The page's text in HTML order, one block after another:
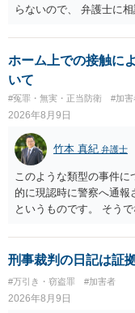
らないので、 弁護士に
童の性的な部位（性器等
う。）が露出され又は強
させ又は刺激するもの
ホーム上での接触に
いて
#冤罪・無実・正当防衛 #加害
2026年8月9日
竹本 真紀 弁護士
このような類型の事件
的に現認時に警察へ通
というものです。 そう
（事件性）とともに，誰
のですが，現認時に警察
特定することができま
有していて警察に把握さ
ような場所に質問を掲げ
刑事裁判の日記は証
#万引き・窃盗罪 #加害者
2026年8月9日